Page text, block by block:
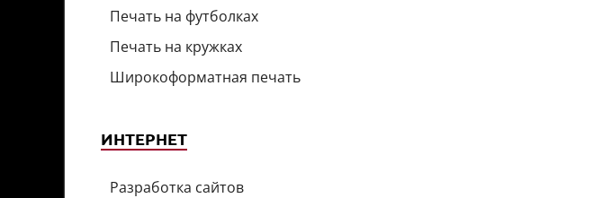
Печать на футболках
Печать на кружках
Широкоформатная печать
ИНТЕРНЕТ
Разработка сайтов